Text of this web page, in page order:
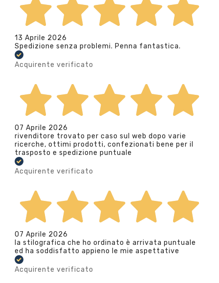
13 Aprile 2026
Spedizione senza problemi. Penna fantastica.
Acquirente verificato
07 Aprile 2026
rivenditore trovato per caso sul web dopo varie
ricerche, ottimi prodotti, confezionati bene per il
trasposto e spedizione puntuale
Acquirente verificato
07 Aprile 2026
la stilografica che ho ordinato è arrivata puntuale
ed ha soddisfatto appieno le mie aspettative
Acquirente verificato